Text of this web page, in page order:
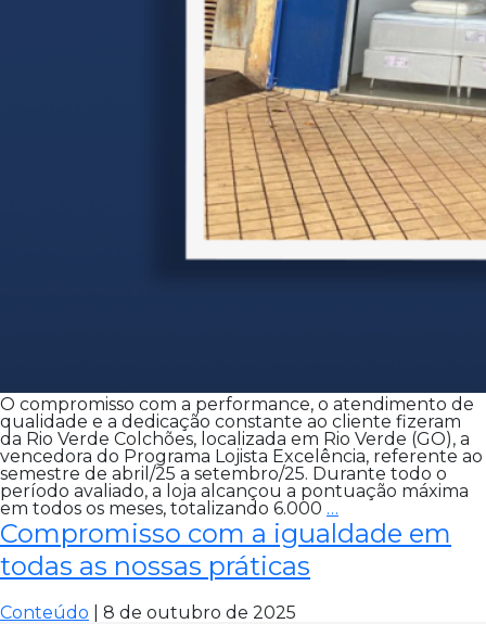
O compromisso com a performance, o atendimento de
qualidade e a dedicação constante ao cliente fizeram
da Rio Verde Colchões, localizada em Rio Verde (GO), a
vencedora do Programa Lojista Excelência, referente ao
semestre de abril/25 a setembro/25. Durante todo o
período avaliado, a loja alcançou a pontuação máxima
em todos os meses, totalizando 6.000 … Excelência
reconhecida!
Compromisso com a igualdade em
todas as nossas práticas
Conteúdo 8 de outubro de 2025